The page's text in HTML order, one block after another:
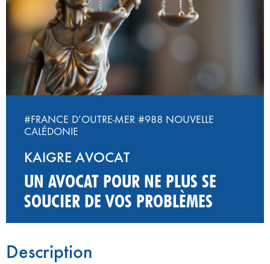
#FRANCE D’OUTRE-MER #988 NOUVELLE
CALÉDONIE
KAIGRE AVOCAT
UN AVOCAT POUR NE PLUS SE
SOUCIER DE VOS PROBLÈMES
Description